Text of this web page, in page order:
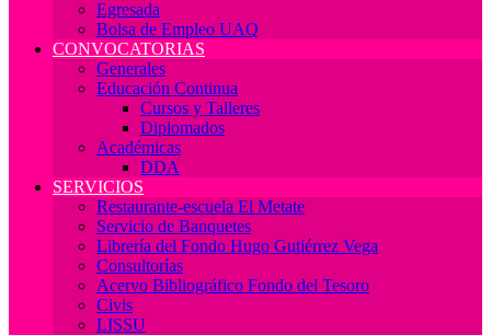
Egresada
Bolsa de Empleo UAQ
CONVOCATORIAS
Generales
Educación Continua
Cursos y Talleres
Diplomados
Académicas
DDA
SERVICIOS
Restaurante-escuela El Metate
Servicio de Banquetes
Librería del Fondo Hugo Gutiérrez Vega
Consultorías
Acervo Bibliográfico Fondo del Tesoro
Civis
LISSU